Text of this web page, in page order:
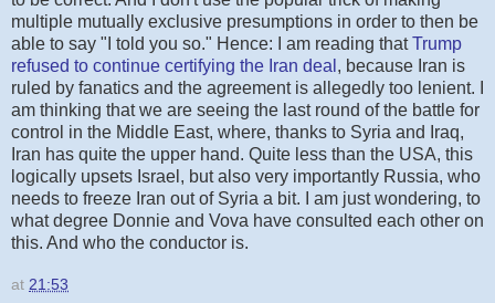
multiple mutually exclusive presumptions in order to then be
able to say "I told you so." Hence: I am reading thatTrump
refused to continue certifying the Iran deal , because Iran is
ruled by fanatics and the agreement is allegedly too lenient. I
am thinking that we are seeing the last round of the battle for
control in the Middle East, where, thanks to Syria and Iraq,
Iran has quite the upper hand. Quite less than the USA, this
logically upsets Israel, but also very importantly Russia, who
needs to freeze Iran out of Syria a bit. I am just wondering, to
what degree Donnie and Vova have consulted each other on
this. And who the conductor is.
at 21:53